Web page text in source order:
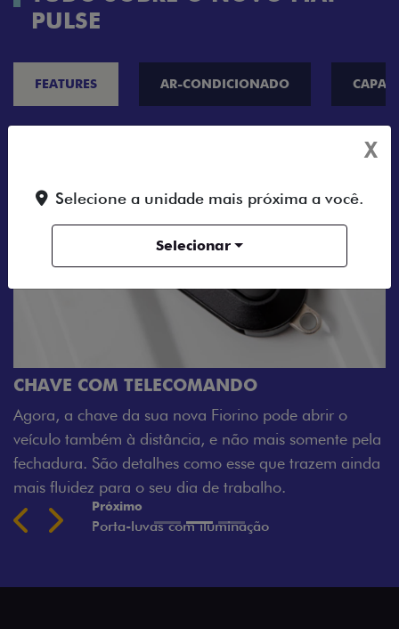
PULSE
FEATURES AR-CONDICIONADO
CHAVE COM TELECOMANDO
Agora, a chave da sua nova Fiorino pode abrir o
veículo também à distância, e não mais somente pela
fechadura. São detalhes como esse que trazem ainda
mais fluidez para o seu dia de trabalho.
Previous
Next
Próximo
Porta-luvas com iluminação
X
Selecione a unidade mais próxima a você.
Selecionar